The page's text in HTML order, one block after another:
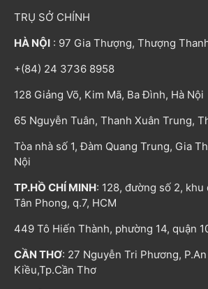
TRỤ SỞ CHÍNH
HÀ NỘI : 97 Gia Thượng, Thượng
+(84) 24 3736 8958
128 Giảng Võ, Kim Mã, Ba Đình, Hà Nội
65 Nguyễn Tuân, Thanh Xuân Trung,
Tòa nhà số 1, Đàm Quang Trung, Gia
Nội
TP.HỒ CHÍ MINH: 128, đường số 2,
Tân Phong, q.7, HCM
449 Tô Hiến Thành, phường 14, quận
CẦN THƠ: 27 Nguyễn Tri Phương,
Kiều,Tp.Cần Thơ